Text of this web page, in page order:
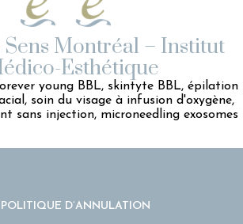
Sens Montréal – Institut
Esthétique
young BBL, skintyte BBL, épilation
soin du visage à infusion d'oxygène,
sans injection, microneedling exosomes
POLITIQUE D’ANNULATION